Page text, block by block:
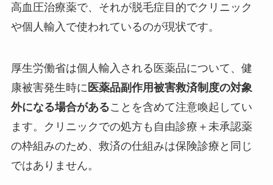
高血圧治療薬で、それが脱毛症目的でクリニック
や個人輸入で使われているのが現状です。
厚生労働省は個人輸入される医薬品について、健
康被害発生時に 医薬品副作用被害救済制度の対象
外になる場合があることを含めて注意喚起してい
ます。クリニックでの処方も自由診療＋未承認薬
の枠組みのため、救済の仕組みは保険診療と同じ
ではありません。